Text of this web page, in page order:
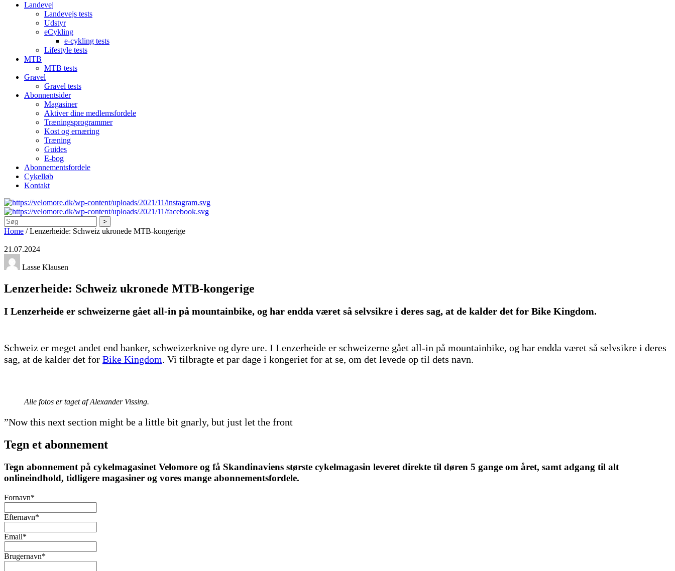
Landevej
Landevejs tests
Udstyr
eCykling
e-cykling tests
Lifestyle tests
MTB
MTB tests
Gravel
Gravel tests
Abonnentsider
Magasiner
Aktiver dine medlemsfordele
Træningsprogrammer
Kost og ernæring
Træning
Guides
E-bog
Abonnementsfordele
Cykelløb
Kontakt
Søg
Home /Lenzerheide: Schweiz ukronede MTB-kongerige
21.07.2024
Lasse Klausen
Lenzerheide: Schweiz ukronede MTB-kongerige
I Lenzerheide er schweizerne gået all-in på mountainbike, og har endda været så selvsikre i deres sag, at de kalder det for Bike Kingdom.
Schweiz er meget andet end banker, schweizerknive og dyre ure. I Lenzerheide er schweizerne gået all-in på mountainbike, og har endda været så selvsikre i deres
sag, at de kalder det for Bike Kingdom. Vi tilbragte et par dage i kongeriet for at se, om det levede op til dets navn.
Alle fotos er taget af Alexander Vissing.
”Now this next section might be a little bit gnarly, but just let the front
Tegn et abonnement
Tegn abonnement på cykelmagasinet Velomore og få Skandinaviens største cykelmagasin leveret direkte til døren 5 gange om året, samt adgang til alt
onlineindhold, tidligere magasiner og vores mange abonnementsfordele.
Fornavn*
Efternavn*
Email*
Brugernavn*